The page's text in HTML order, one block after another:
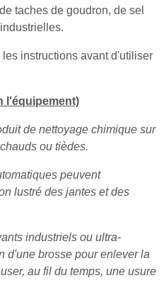
taches de goudron, de sel
instructions avant d'utiliser
l'équipement)
de nettoyage chimique sur
ou tièdes.
peuvent
lustré des jantes et des
industriels ou ultra-
d'une brosse pour enlever la
au fil du temps, une usure